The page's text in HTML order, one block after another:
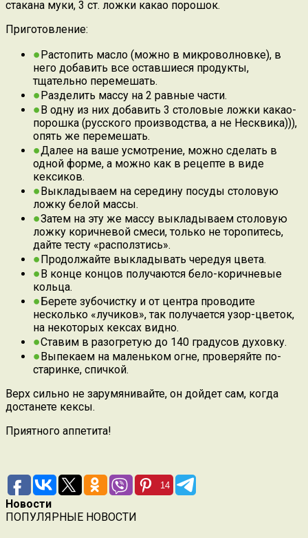
стакана муки, 3 ст. ложки какао порошок.
Приготовление:
Растопить масло (можно в микроволновке), в
него добавить все оставшиеся продукты,
тщательно перемешать.
Разделить массу на 2 равные части.
В одну из них добавить 3 столовые ложки какао-
порошка (русского производства, а не Несквика))),
опять же перемешать.
Далее на ваше усмотрение, можно сделать в
одной форме, а можно как в рецепте в виде
кексиков.
Выкладываем на середину посуды столовую
ложку белой массы.
Затем на эту же массу выкладываем столовую
ложку коричневой смеси, только не торопитесь,
дайте тесту «расползтись».
Продолжайте выкладывать чередуя цвета.
В конце концов получаются бело-коричневые
кольца.
Берете зубочистку и от центра проводите
несколько «лучиков», так получается узор-цветок,
на некоторых кексах видно.
Ставим в разогретую до 140 градусов духовку.
Выпекаем на маленьком огне, проверяйте по-
старинке, спичкой.
Верх сильно не зарумянивайте, он дойдет сам, когда
достанете кексы.
Приятного аппетита!
14
Новости
ПОПУЛЯРНЫЕ НОВОСТИ